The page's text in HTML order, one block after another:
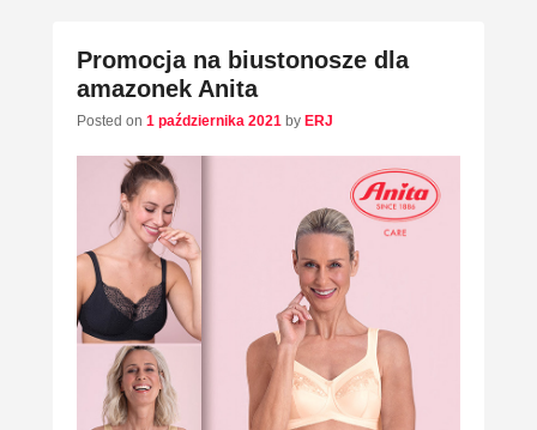
Promocja na biustonosze dla
amazonek Anita
Posted on 1 października 2021 by ERJ